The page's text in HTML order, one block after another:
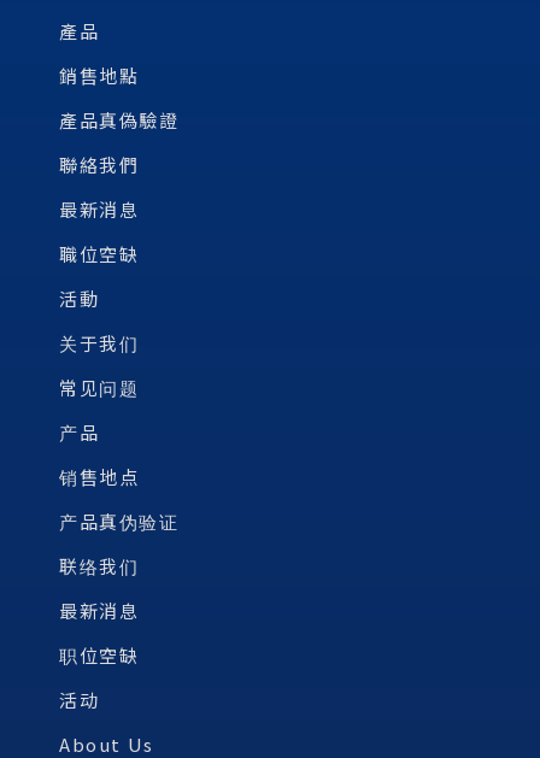
產品
銷售地點
產品真偽驗證
聯絡我們
最新消息
職位空缺
活動
关于我们
常见问题
产品
销售地点
产品真伪验证
联络我们
最新消息
职位空缺
活动
About Us